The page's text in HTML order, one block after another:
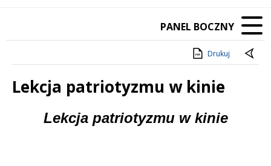
PANEL BOCZNY
Drukuj
Lekcja patriotyzmu w kinie
TreśćLekcja patriotyzmu w kinie